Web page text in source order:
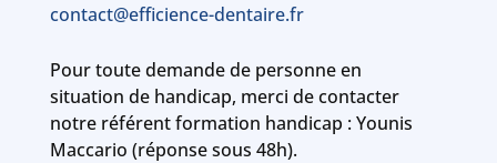
contact@efficience-dentaire.fr
Pour toute demande de personne en
situation de handicap, merci de contacter
notre référent formation handicap : Younis
Maccario (réponse sous 48h).